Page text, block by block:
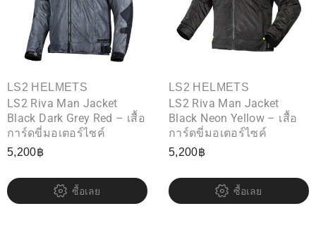
LS2 HELMETS
LS2 Riva Man Jacket
Black Dark Grey Red – เสื้อ
การ์ดขี่มอเตอร์ไซค์
5,200฿
ซื้อเลย
LS2 HELMETS
LS2 Riva Man Jacket
Black Neon Yellow – เสื้อ
การ์ดขี่มอเตอร์ไซค์
5,200฿
ซื้อเลย